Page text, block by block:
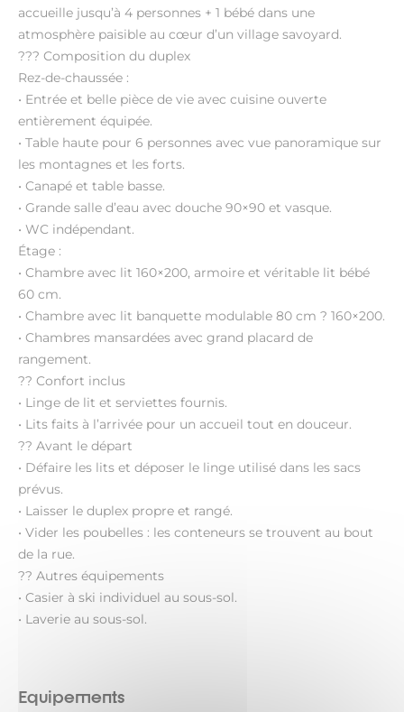
accueille jusqu’à 4 personnes + 1 bébé dans une
atmosphère paisible au cœur d’un village savoyard.
??? Composition du duplex
Rez-de-chaussée :
• Entrée et belle pièce de vie avec cuisine ouverte
entièrement équipée.
• Table haute pour 6 personnes avec vue panoramique sur
les montagnes et les forts.
• Canapé et table basse.
• Grande salle d’eau avec douche 90×90 et vasque.
• WC indépendant.
Étage :
• Chambre avec lit 160×200, armoire et véritable lit bébé
60 cm.
• Chambre avec lit banquette modulable 80 cm ? 160×200.
• Chambres mansardées avec grand placard de
rangement.
?? Confort inclus
• Linge de lit et serviettes fournis.
• Lits faits à l’arrivée pour un accueil tout en douceur.
?? Avant le départ
• Défaire les lits et déposer le linge utilisé dans les sacs
prévus.
• Laisser le duplex propre et rangé.
• Vider les poubelles : les conteneurs se trouvent au bout
de la rue.
?? Autres équipements
• Casier à ski individuel au sous-sol.
• Laverie au sous-sol.
Equipements